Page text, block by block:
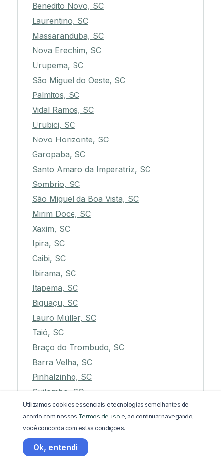
Benedito Novo, SC
Laurentino, SC
Massaranduba, SC
Nova Erechim, SC
Urupema, SC
São Miguel do Oeste, SC
Palmitos, SC
Vidal Ramos, SC
Urubici, SC
Novo Horizonte, SC
Garopaba, SC
Santo Amaro da Imperatriz, SC
Sombrio, SC
São Miguel da Boa Vista, SC
Mirim Doce, SC
Xaxim, SC
Ipira, SC
Caibi, SC
Ibirama, SC
Itapema, SC
Biguaçu, SC
Lauro Müller, SC
Taió, SC
Braço do Trombudo, SC
Barra Velha, SC
Pinhalzinho, SC
Quilombo, SC
Ibiam, SC
Águas Mornas, SC
Calmon, SC
Witmarsum, SC
Utilizamos cookies essenciais e tecnologias semelhantes de
acordo com nossos Termos de uso e, ao continuar navegando,
você concorda com estas condições.
Ok, entendi